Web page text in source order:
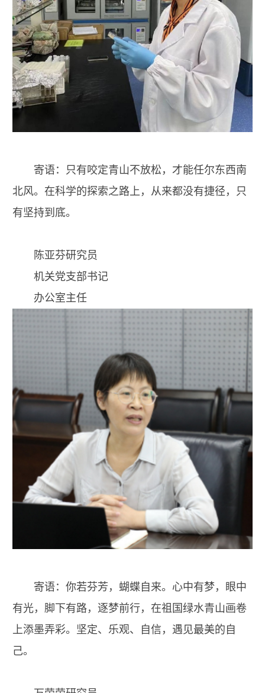
寄语：只有咬定青山不放松，才能任尔东西南
北风。在科学的探索之路上，从来都没有捷径，只
有坚持到底。
陈亚芬研究员
机关党支部书记
办公室主任
寄语：你若芬芳，蝴蝶自来。心中有梦，眼中
有光，脚下有路，逐梦前行，在祖国绿水青山画卷
上添墨弄彩。坚定、乐观、自信，遇见最美的自
己。